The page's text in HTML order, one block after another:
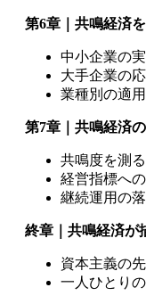
第6章｜共鳴経済
中小企業の
大手企業の
業種別の適
第7章｜共鳴経済
共鳴度を測
経営指標へ
継続運用の
終章｜共鳴経済が
資本主義の
一人ひとり